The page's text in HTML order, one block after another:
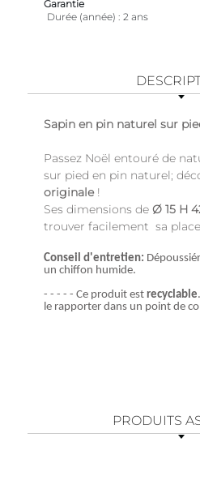
Garantie
Durée (année)
2 ans
Sapin en pin naturel sur
Passez Noël entouré de
sur pied en pin naturel;
originale!
Ses dimensions de Ø 15 H
trouver facilement sa
Conseil d'entretien:
un chiffon humide.
- - - - - Ce produit est recyclable
le rapporter dans un point de
PRODUITS